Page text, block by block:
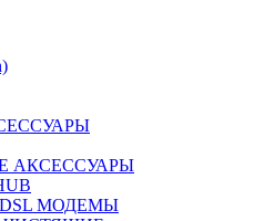
АКСЕССУАРЫ
МОДЕМЫ